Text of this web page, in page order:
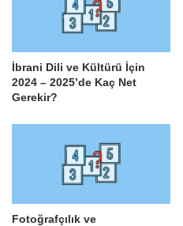
İbrani Dili ve Kültürü İçin
2024 – 2025’de Kaç Net
Gerekir?
Fotoğrafçılık ve